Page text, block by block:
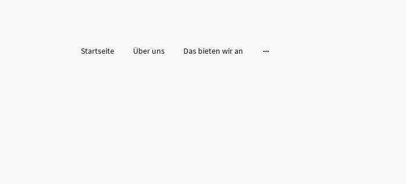
Startseite Über uns Das bieten wir an